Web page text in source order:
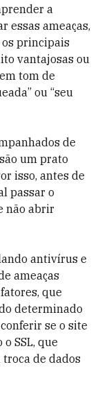
a
essas ameaças,
principais
vantajosas ou
tom de
ou “seu
de
um prato
isso, antes de
passar o
não abrir
antivírus e
ameaças
que
determinado
se o site
SSL, que
de dados